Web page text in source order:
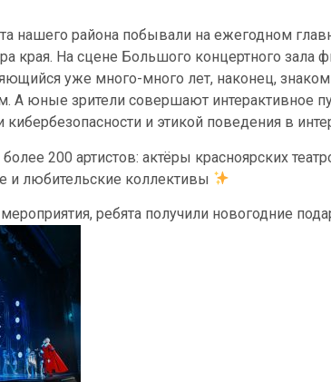
нашего района побывали на ежегодном
края. На сцене Большого концертного зала
уже много-много лет, наконец,
А юные зрители совершают интерактивное
кибербезопасности и этикой поведения в
200 артистов: актёры красноярских
и любительские коллективы
ребята получили новогодние